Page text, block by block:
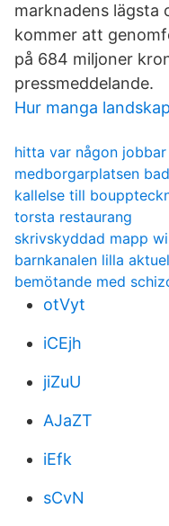
marknadens lägsta
kommer att
på 684 miljoner
pressmeddelande.
Hur manga landskap
hitta var någon jobbar
medborgarplatsen
kallelse till
torsta restaurang
skrivskyddad mapp
barnkanalen lilla
bemötande med
otVyt
iCEjh
jiZuU
AJaZT
iEfk
sCvN